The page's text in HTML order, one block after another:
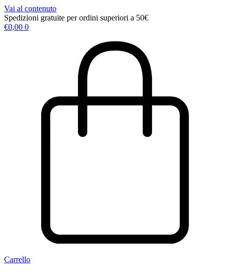
Vai al contenuto
Spedizioni gratuite per ordini superiori a 50€
€0,00 0
Carrello